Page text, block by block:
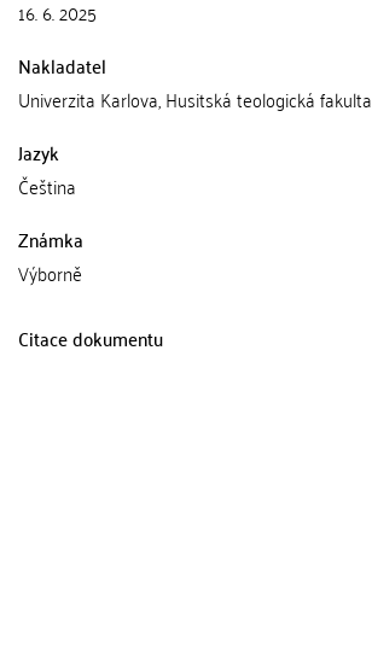
16. 6. 2025
Nakladatel
Univerzita Karlova, Husitská teologická fakulta
Jazyk
Čeština
Známka
Výborně
Citace dokumentu